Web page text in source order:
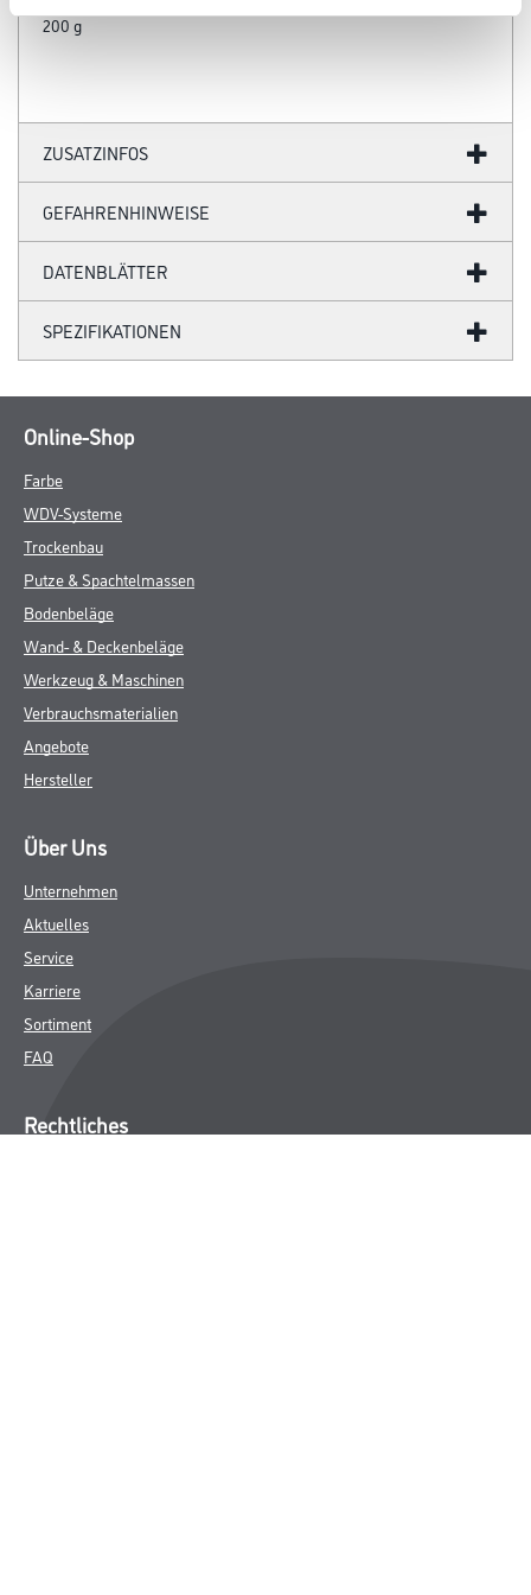
200 g
ZUSATZINFOS
GEFAHRENHINWEISE
DATENBLÄTTER
SPEZIFIKATIONEN
Online-Shop
Farbe
WDV-Systeme
Trockenbau
Putze & Spachtelmassen
Bodenbeläge
Wand- & Deckenbeläge
Werkzeug & Maschinen
Verbrauchsmaterialien
Angebote
Hersteller
Über Uns
Unternehmen
Aktuelles
Service
Karriere
Sortiment
FAQ
Rechtliches